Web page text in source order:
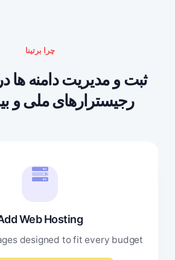
چرا برتینا
ثبت و مدیریت دامنه ها
رجیسترارهای ملی و
Web Hosting
designed to fit every budget